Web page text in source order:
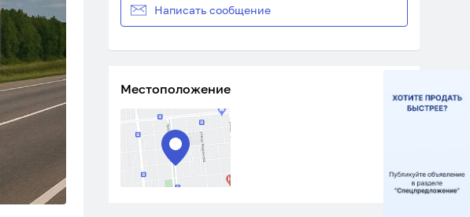
Написать сообщение
Местоположение